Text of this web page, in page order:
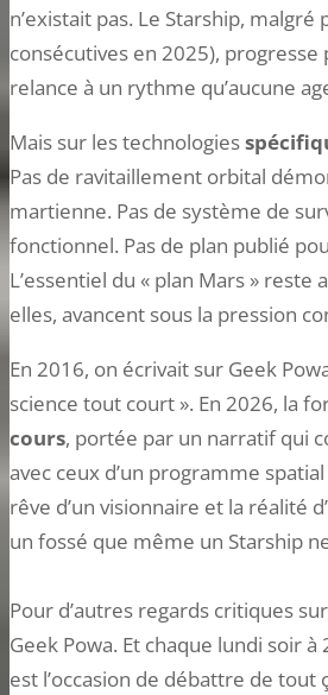
n’existait pas. Le Starship,
consécutives en 2025),
relance à un rythme qu’aucune
Mais sur les technologies
Pas de ravitaillement orbital
martienne. Pas de système de
fonctionnel. Pas de plan publié
L’essentiel du « plan Mars »
elles, avancent sous la pression
En 2016, on écrivait sur Geek
science tout court ». En 2026, la
cours, portée par un narratif qui
avec ceux d’un programme
rêve d’un visionnaire et la réalité
un fossé que même un Starship
Pour d’autres regards critiques
Geek Powa. Et chaque lundi soir à
est l’occasion de débattre de